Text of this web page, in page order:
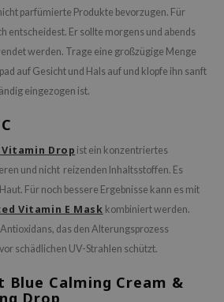
parfümierte Produkte bevorzugen. Für
entscheidest. Er sollte morgens und abends
werden. Trage eine großzügige Menge
auf Gesicht und Hals auf und klopfe ihn sanft
eingezogen ist.
Drop ist ein konzentriertes
und nicht reizenden Inhaltsstoffen. Es
Für noch bessere Ergebnisse kann es mit
Vitamin E Mask kombiniert werden.
das den Alterungsprozess
schädlichen UV-Strahlen schützt.
Blue Calming Cream &